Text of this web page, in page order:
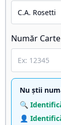
Număr
Nu știi
🔍
👤